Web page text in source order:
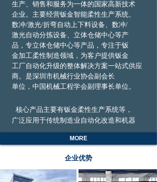
生产、 销售和服务为一体的国家高新技术
企业。主要经营钣金智能柔性生产系统、
数冲/激光/折弯自动上下料设备、数冲/
激光自动分拣设备、 立体仓储中心等产
品，专立体仓储中心等产品，专注于钣
金加工柔性制造领域，为客户提供钣金
工厂自动化升级的整体解决方案一站式供应
商。是深圳 市机械行业协会副会长
单位，中国机械工程学会副理事长单位。
核心产品主要有钣金柔性生产系统等，
广泛应用于传统制造业自动化改造和机器
换人的产业转型升级。拥有自主知识产权
的“智能化柔性制造生产线”获得深圳市
心竞争力和先进的研发技术，是与国外同
类产品相媲美的高品质、高技术、高水准
MORE
企业优势